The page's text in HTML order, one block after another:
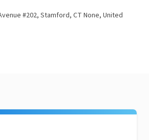
#202, Stamford, CT None, United